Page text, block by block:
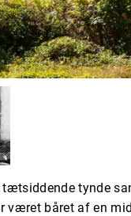
tynde
været båret af en